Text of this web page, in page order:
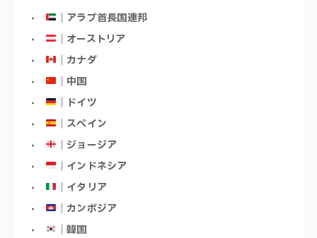
｜アラブ首長国連邦
｜オーストリア
｜カナダ
｜中国
｜ドイツ
｜スペイン
｜ジョージア
｜インドネシア
｜イタリア
｜カンボジア
｜韓国